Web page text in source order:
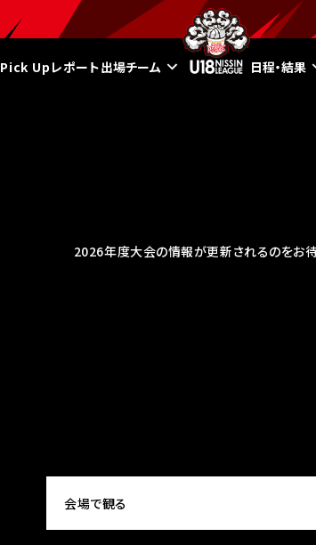
Pick Upレポート出場チーム 日程・結果
2026年度大会の情報が更新されるのをお
会場で観る